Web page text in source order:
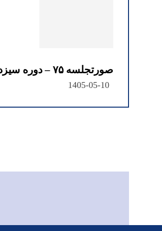
صورتجلسه ۷۵ – دوره سیزدهم
1405-05-10